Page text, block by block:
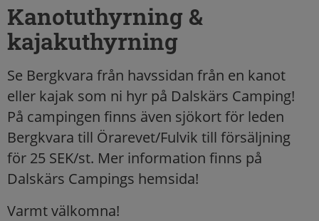
Kanotuthyrning &
kajakuthyrning
Se Bergkvara från havssidan från en kanot
eller kajak som ni hyr på Dalskärs Camping!
På campingen finns även sjökort för leden
Bergkvara till Örarevet/Fulvik till försäljning
för 25 SEK/st. Mer information finns på
Dalskärs Campings hemsida!
Varmt välkomna!